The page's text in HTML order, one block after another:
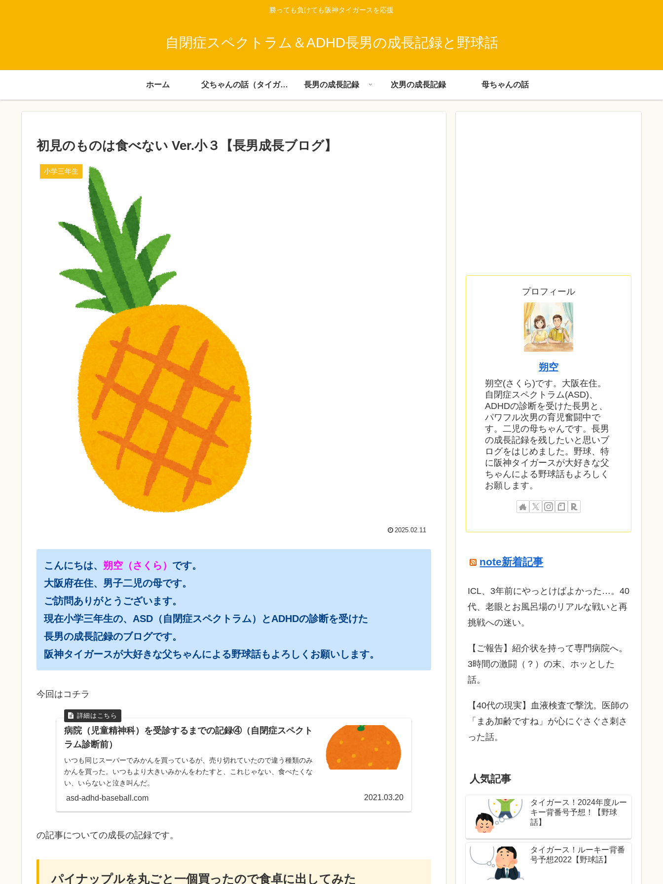
勝っても負けても阪神タイガースを応援
自閉症スペクトラム＆ADHD長男の成長記録と野球話
ホーム 父ちゃんの話（タイガース） 長男の成長記録 次男の成長記録 母ちゃんの話
初見のものは食べない Ver.小３【長男成長ブログ】
小学三年生
2025.02.11
こんにちは、 朔空（さくら） です。
大阪府在住、男子二児の母です。
ご訪問ありがとうございます。
現在小学三年生の、ASD（自閉症スペクトラム）とADHDの診断を受けた
長男の成長記録のブログです。
阪神タイガースが大好きな父ちゃんによる野球話もよろしくお願いします。
今回はコチラ
病院（児童精神科）を受診するまでの記録④（自閉症スペクト
ラム診断前）
いつも同じスーパーでみかんを買っているが、売り切れていたので違う種類のみ
かんを買った。いつもより大きいみかんをわたすと、これじゃない、食べたくな
い、いらないと泣き叫んだ。
asd-adhd-baseball.com 2021.03.20
の記事についての成長の記録です。
パイナップルを丸ごと一個買ったので食卓に出してみた
プロフィール
朔空
朔空(さくら)です。大阪在住。
自閉症スペクトラム(ASD)、
ADHDの診断を受けた長男と、
パワフル次男の育児奮闘中で
す。二児の母ちゃんです。長男
の成長記録を残したいと思いブ
ログをはじめました。野球、特
に阪神タイガースが大好きな父
ちゃんによる野球話もよろしく
お願します。
note新着記事
ICL、3年前にやっとけばよかった…。40
代、老眼とお風呂場のリアルな戦いと再
挑戦への迷い。
​【ご報告】紹介状を持って専門病院へ。
3時間の激闘（？）の末、ホッとした
話。
【40代の現実】血液検査で撃沈。医師の
「まあ加齢ですね」が心にぐさぐさ刺さ
った話。
人気記事
タイガース！2024年度ルー
キー背番号予想！【野球
話】
タイガース！ルーキー背番
号予想2022【野球話】